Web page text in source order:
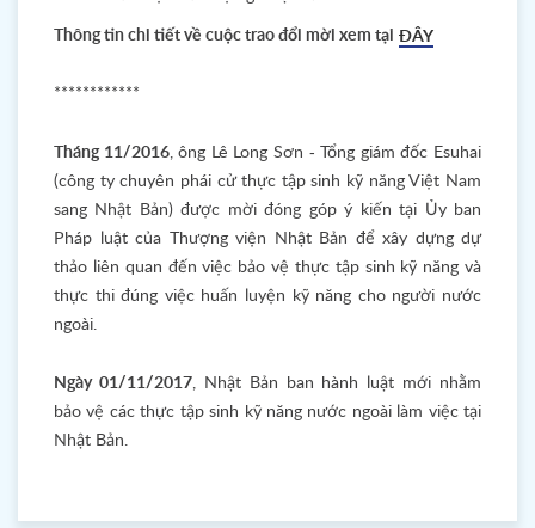
Thông tin chi tiết về cuộc trao đổi mời xem tại ĐÂY
************
Tháng 11/2016, ông Lê Long Sơn - Tổng giám đốc Esuhai
(công ty chuyên phái cử thực tập sinh kỹ năng Việt Nam
sang Nhật Bản) được mời đóng góp ý kiến tại Ủy ban
Pháp luật của Thượng viện Nhật Bản để xây dựng dự
thảo liên quan đến việc bảo vệ thực tập sinh kỹ năng và
thực thi đúng việc huấn luyện kỹ năng cho người nước
ngoài.
Ngày 01/11/2017, Nhật Bản ban hành luật mới nhằm
bảo vệ các thực tập sinh kỹ năng nước ngoài làm việc tại
Nhật Bản.